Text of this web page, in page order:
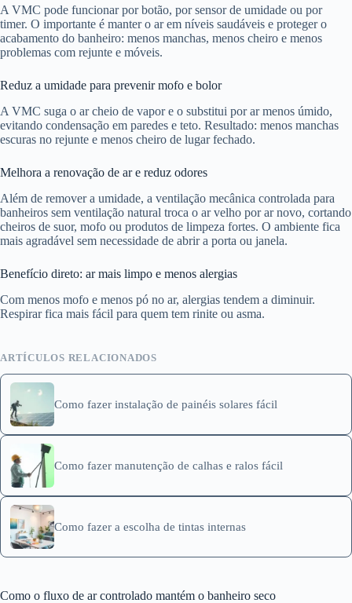
A VMC pode funcionar por botão, por sensor de umidade ou por
timer. O importante é manter o ar em níveis saudáveis e proteger o
acabamento do banheiro: menos manchas, menos cheiro e menos
problemas com rejunte e móveis.
Reduz a umidade para prevenir mofo e bolor
A VMC suga o ar cheio de vapor e o substitui por ar menos úmido,
evitando condensação em paredes e teto. Resultado: menos manchas
escuras no rejunte e menos cheiro de lugar fechado.
Melhora a renovação de ar e reduz odores
Além de remover a umidade, a ventilação mecânica controlada para
banheiros sem ventilação natural troca o ar velho por ar novo, cortando
cheiros de suor, mofo ou produtos de limpeza fortes. O ambiente fica
mais agradável sem necessidade de abrir a porta ou janela.
Benefício direto: ar mais limpo e menos alergias
Com menos mofo e menos pó no ar, alergias tendem a diminuir.
Respirar fica mais fácil para quem tem rinite ou asma.
ARTÍCULOS RELACIONADOS
Como fazer instalação de painéis solares fácil
Como fazer manutenção de calhas e ralos fácil
Como fazer a escolha de tintas internas
Como o fluxo de ar controlado mantém o banheiro seco